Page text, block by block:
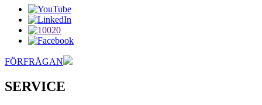
FÖRFRÅGAN
SERVICE